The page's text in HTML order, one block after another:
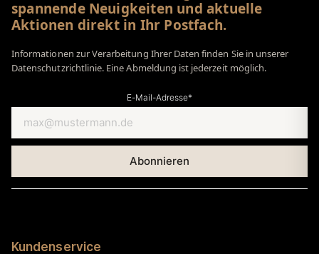
spannende Neuigkeiten und aktuelle
Aktionen direkt in Ihr Postfach.
Informationen zur Verarbeitung Ihrer Daten finden Sie in unserer
Datenschutzrichtlinie. Eine Abmeldung ist jederzeit möglich.
E-Mail-Adresse*
Kundenservice